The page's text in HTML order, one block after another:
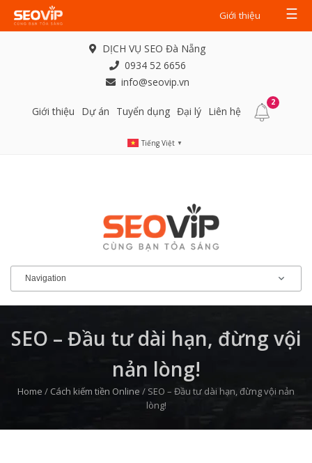
Giới thiệu ☰
DỊCH VỤ SEO Đà Nẵng
0934 52 6656
info@seovip.vn
Giới thiệu Dự án Tuyển dụng Đại lý Liên hệ
2
Tiếng Việt ▼
SEO – Đầu tư dài hạn, đừng vội
nản lòng!
Home / Cách kiếm tiền Online / SEO – Đầu tư dài hạn, đừng vội nản
lòng!